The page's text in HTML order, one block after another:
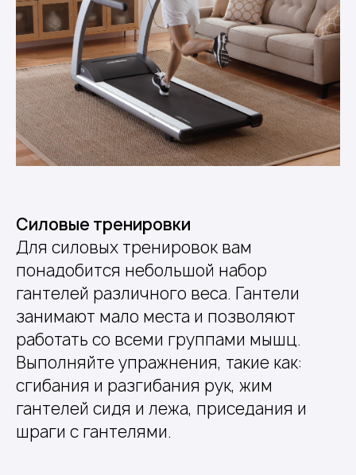
Силовые тренировки
Для силовых тренировок вам
понадобится небольшой набор
гантелей различного веса. Гантели
занимают мало места и позволяют
работать со всеми группами мышц.
Выполняйте упражнения, такие как:
сгибания и разгибания рук, жим
гантелей сидя и лежа, приседания и
шраги с гантелями.